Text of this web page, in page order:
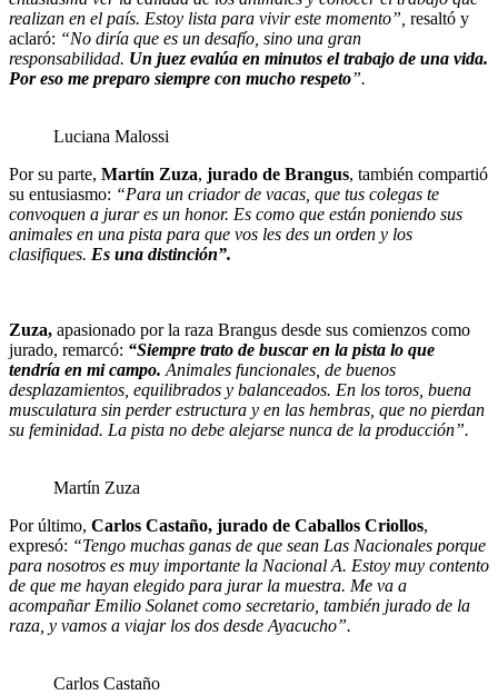
realizan en el país. Estoy lista para vivir este momento”, resaltó y
aclaró: “No diría que es un desafío, sino una gran
responsabilidad. Un juez evalúa en minutos el trabajo de una vida.
Por eso me preparo siempre con mucho respeto”.
Luciana Malossi
Por su parte, Martín Zuza, jurado de Brangus, también compartió
su entusiasmo: “Para un criador de vacas, que tus colegas te
convoquen a jurar es un honor. Es como que están poniendo sus
animales en una pista para que vos les des un orden y los
clasifiques. Es una distinción”.
Zuza, apasionado por la raza Brangus desde sus comienzos como
jurado, remarcó: “Siempre trato de buscar en la pista lo que
tendría en mi campo. Animales funcionales, de buenos
desplazamientos, equilibrados y balanceados. En los toros, buena
musculatura sin perder estructura y en las hembras, que no pierdan
su feminidad. La pista no debe alejarse nunca de la producción”.
Martín Zuza
Por último, Carlos Castaño, jurado de Caballos Criollos,
expresó: “Tengo muchas ganas de que sean Las Nacionales porque
para nosotros es muy importante la Nacional A. Estoy muy contento
de que me hayan elegido para jurar la muestra. Me va a
acompañar Emilio Solanet como secretario, también jurado de la
raza, y vamos a viajar los dos desde Ayacucho”.
Carlos Castaño